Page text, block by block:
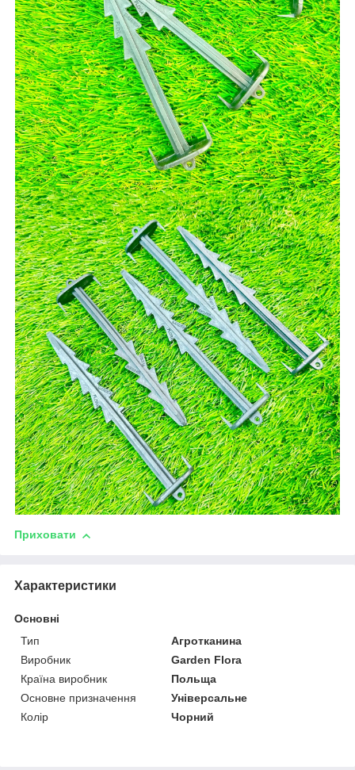
Приховати
Характеристики
Основні
Тип
Агротканина
Виробник
Garden Flora
Країна виробник
Польща
Основне призначення
Універсальне
Колір
Чорний